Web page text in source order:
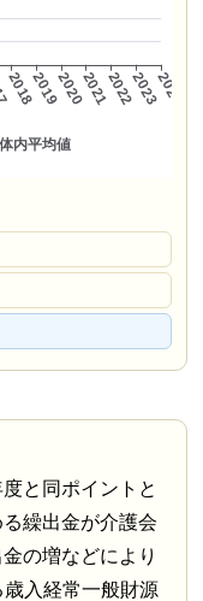
と同ポイントと
繰出金が介護会
の増などにより
入経常一般財源